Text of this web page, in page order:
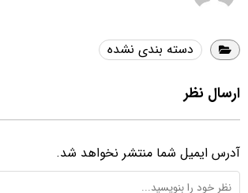
دسته بندی نشده
ارسال نظر
آدرس ایمیل شما منتشر نخواهد شد.